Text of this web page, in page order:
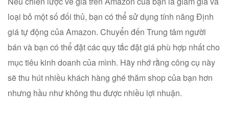
loại bỏ một số đối thủ, bạn có thể sử dụng tính năng Định
giá tự động của Amazon. Chuyển đến Trung tâm người
bán và bạn có thể đặt các quy tắc đặt giá phù hợp nhất cho
mục tiêu kinh doanh của mình. Hãy nhớ rằng công cụ này
sẽ thu hút nhiều khách hàng ghé thăm shop của bạn hơn
nhưng hầu như không thu được nhiều lợi nhuận.